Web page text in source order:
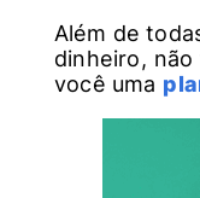
Além de
dinheiro,
você uma